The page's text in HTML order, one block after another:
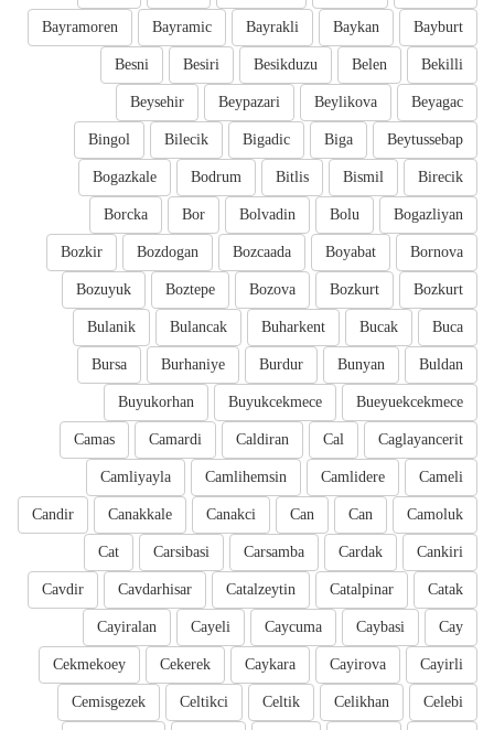
Bayburt
Baykan
Bayrakli
Bayramic
Bayramoren
Bekilli
Belen
Besikduzu
Besiri
Besni
Beyagac
Beylikova
Beypazari
Beysehir
Beytussebap
Biga
Bigadic
Bilecik
Bingol
Birecik
Bismil
Bitlis
Bodrum
Bogazkale
Bogazliyan
Bolu
Bolvadin
Bor
Borcka
Bornova
Boyabat
Bozcaada
Bozdogan
Bozkir
Bozkurt
Bozkurt
Bozova
Boztepe
Bozuyuk
Buca
Bucak
Buharkent
Bulancak
Bulanik
Buldan
Bunyan
Burdur
Burhaniye
Bursa
Bueyuekcekmece
Buyukcekmece
Buyukorhan
Caglayancerit
Cal
Caldiran
Camardi
Camas
Cameli
Camlidere
Camlihemsin
Camliyayla
Camoluk
Can
Can
Canakci
Canakkale
Candir
Cankiri
Cardak
Carsamba
Carsibasi
Cat
Catak
Catalpinar
Catalzeytin
Cavdarhisar
Cavdir
Cay
Caybasi
Caycuma
Cayeli
Cayiralan
Cayirli
Cayirova
Caykara
Cekerek
Cekmekoey
Celebi
Celikhan
Celtik
Celtikci
Cemisgezek